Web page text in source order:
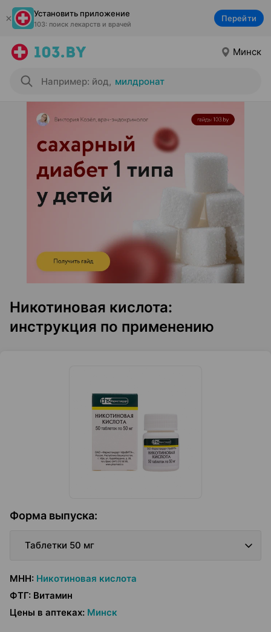
Установить приложение
103: поиск лекарств и врачей
Перейти
Минск
Например: йод, милдронат
Никотиновая кислота:
инструкция по применению
Форма выпуска:
Таблетки 50 мг
МНН: Никотиновая кислота
ФТГ: Витамин
Цены в аптеках: Минск